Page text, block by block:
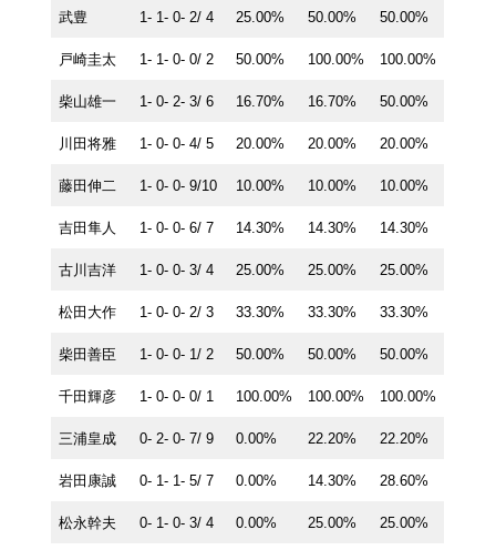
武豊 1- 1- 0- 2/ 4 25.00% 50.00% 50.00%
戸崎圭太 1- 1- 0- 0/ 2 50.00% 100.00% 100.00%
柴山雄一 1- 0- 2- 3/ 6 16.70% 16.70% 50.00%
川田将雅 1- 0- 0- 4/ 5 20.00% 20.00% 20.00%
藤田伸二 1- 0- 0- 9/10 10.00% 10.00% 10.00%
吉田隼人 1- 0- 0- 6/ 7 14.30% 14.30% 14.30%
古川吉洋 1- 0- 0- 3/ 4 25.00% 25.00% 25.00%
松田大作 1- 0- 0- 2/ 3 33.30% 33.30% 33.30%
柴田善臣 1- 0- 0- 1/ 2 50.00% 50.00% 50.00%
千田輝彦 1- 0- 0- 0/ 1 100.00% 100.00% 100.00%
三浦皇成 0- 2- 0- 7/ 9 0.00% 22.20% 22.20%
岩田康誠 0- 1- 1- 5/ 7 0.00% 14.30% 28.60%
松永幹夫 0- 1- 0- 3/ 4 0.00% 25.00% 25.00%